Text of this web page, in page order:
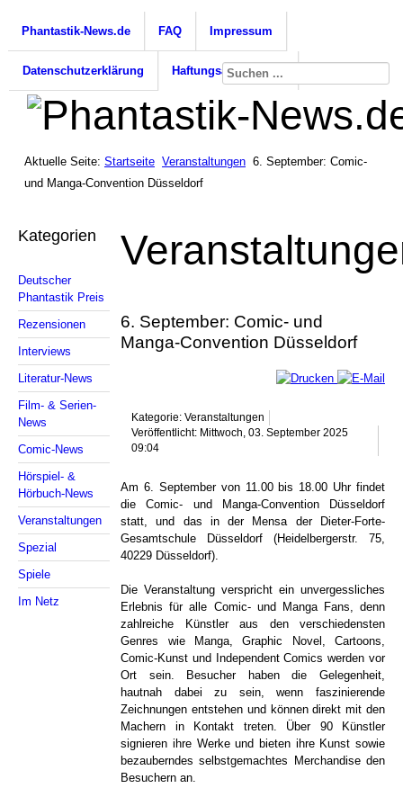
Phantastik-News.de FAQ Impressum
Datenschutzerklärung Haftungsausschluss
Aktuelle Seite: Startseite Veranstaltungen 6. September: Comic-
und Manga-Convention Düsseldorf
Kategorien
Deutscher
Phantastik Preis
Rezensionen
Interviews
Literatur-News
Film- & Serien-
News
Comic-News
Hörspiel- &
Hörbuch-News
Veranstaltungen
Spezial
Spiele
Im Netz
6. September: Comic- und
Manga-Convention Düsseldorf
Kategorie: Veranstaltungen
Veröffentlicht: Mittwoch, 03. September 2025
09:04
Am 6. September von 11.00 bis 18.00 Uhr findet
die Comic- und Manga-Convention Düsseldorf
statt, und das in der Mensa der Dieter-Forte-
Gesamtschule Düsseldorf (Heidelbergerstr. 75,
40229 Düsseldorf).
Die Veranstaltung verspricht ein unvergessliches
Erlebnis für alle Comic- und Manga Fans, denn
zahlreiche Künstler aus den verschiedensten
Genres wie Manga, Graphic Novel, Cartoons,
Comic-Kunst und Independent Comics werden vor
Ort sein. Besucher haben die Gelegenheit,
hautnah dabei zu sein, wenn faszinierende
Zeichnungen entstehen und können direkt mit den
Machern in Kontakt treten. Über 90 Künstler
signieren ihre Werke und bieten ihre Kunst sowie
bezauberndes selbstgemachtes Merchandise den
Besuchern an.